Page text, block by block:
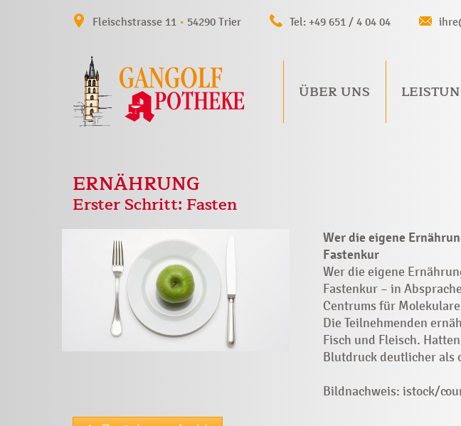
Fleischstrasse 11 • 54290 Trier Tel: +49 651 / 4 04 04
ÜBER UNS
ERNÄHRUNG
Erster Schritt: Fasten
Wer die eigene
Fastenkur
Wer die eigene
Fastenkur – in
Centrums für
Die Teilnehmenden
Fisch und Fleisch.
Blutdruck deutlicher als
Bildnachweis: istock/